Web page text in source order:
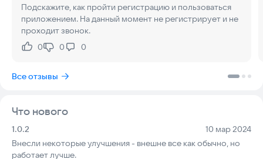
Подскажите, как пройти регистрацию и пользоваться
приложением. На данный момент не регистрирует и не
проходит звонок.
Нравится:
0Не нравится:
0 0
Все отзывы
Что нового
Версия:
1.0.2 Дата:
10 мар 2024
Внесли некоторые улучшения - внешне все как обычно, но
работает лучше.